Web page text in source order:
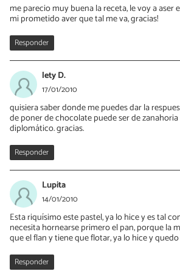
me parecio muy buena la receta, le voy a aser
mi prometido aver que tal me va, gracias!
Responder
lety D.
17/01/2010
quisiera saber donde me puedes dar la
de poner de chocolate puede ser de
diplomático. gracias.
Responder
Lupita
14/01/2010
Esta riquísimo este pastel, ya lo hice y es tal
necesita hornearse primero el pan, porque la
que el flan y tiene que flotar, ya lo hice y
Responder